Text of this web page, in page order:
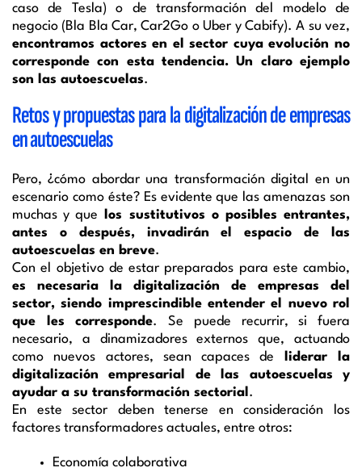
caso de Tesla) o de transformación del modelo de
negocio (Bla Bla Car, Car2Go o Uber y Cabify). A su vez,
encontramos actores en el sector cuya evolución no
corresponde con esta tendencia. Un claro ejemplo
son las autoescuelas.
Retos y propuestas para la digitalización de empresas
en autoescuelas
Pero, ¿cómo abordar una transformación digital en un
escenario como éste? Es evidente que las amenazas son
muchas y que los sustitutivos o posibles entrantes,
antes o después, invadirán el espacio de las
autoescuelas en breve.
Con el objetivo de estar preparados para este cambio,
es necesaria la digitalización de empresas del
sector, siendo imprescindible entender el nuevo rol
que les corresponde. Se puede recurrir, si fuera
necesario, a dinamizadores externos que, actuando
como nuevos actores, sean capaces de
liderar la
digitalización empresarial de las autoescuelas y
ayudar a su transformación sectorial .
En este sector deben tenerse en consideración los
factores transformadores actuales, entre otros:
Economía colaborativa